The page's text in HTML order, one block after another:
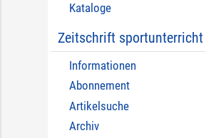
Kataloge
Zeitschrift sportunterricht
Informationen
Abonnement
Artikelsuche
Archiv